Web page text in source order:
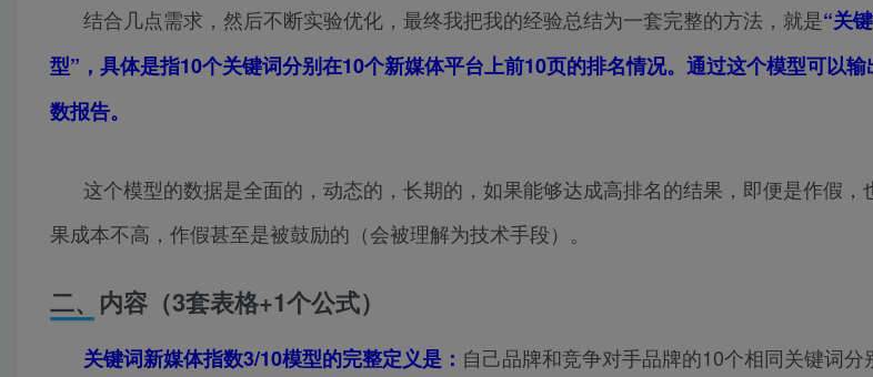
结合几点需求，然后不断实验优化，最终我把我的经验总结为一套完整的方法，就是“关
型”，具体是指10个关键词分别在10个新媒体平台上前10页的排名情况。通过这个模型可以
数报告。
这个模型的数据是全面的，动态的，长期的，如果能够达成高排名的结果，即便是作假，
果成本不高，作假甚至是被鼓励的（会被理解为技术手段）。
二、内容（3套表格+1个公式）
关键词新媒体指数3/10模型的完整定义是： 自己品牌和竞争对手品牌的10个相同关键词